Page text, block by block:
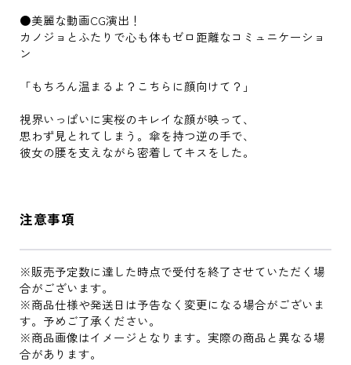
●美麗な動画CG演出！
カノジョとふたりで心も体もゼロ距離なコミュニケーショ
ン
「もちろん温まるよ？こちらに顔向けて？」
視界いっぱいに実桜のキレイな顔が映って、
思わず見とれてしまう。傘を持つ逆の手で、
彼女の腰を支えながら密着してキスをした。
注意事項
※販売予定数に達した時点で受付を終了させていただく場
合がございます。
※商品仕様や発送日は予告なく変更になる場合がございま
す。予めご了承ください。
※商品画像はイメージとなります。実際の商品と異なる場
合があります。